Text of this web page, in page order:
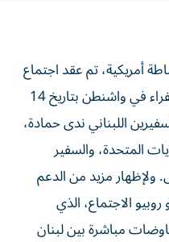
أمريكية، تم عقد اجتماع
لبناني- إسرائيلي على مستوى السفراء في واشنطن بتاريخ 14
اللبناني ندى حمادة،
المتحدة، والسفير
ولإظهار مزيد من الدعم
الاجتماع، الذي
مباشرة بين لبنان